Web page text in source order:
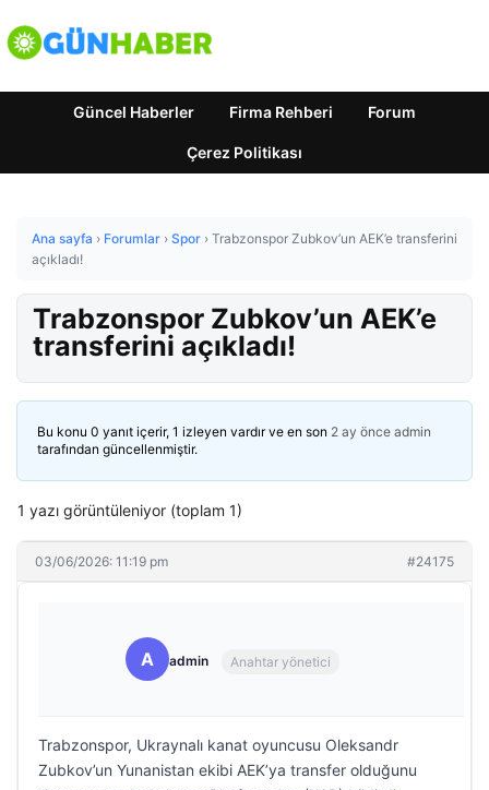
Güncel Haberler Firma Rehberi Forum
Çerez Politikası
Ana sayfa › Forumlar › Spor › Trabzonspor Zubkov’un AEK’e transferini
açıkladı!
Trabzonspor Zubkov’un AEK’e
transferini açıkladı!
Bu konu 0 yanıt içerir, 1 izleyen vardır ve en son 2 ay önce admin
tarafından güncellenmiştir.
1 yazı görüntüleniyor (toplam 1)
03/06/2026: 11:19 pm #24175
A admin Anahtar yönetici
Trabzonspor, Ukraynalı kanat oyuncusu Oleksandr
Zubkov’un Yunanistan ekibi AEK’ya transfer olduğunu